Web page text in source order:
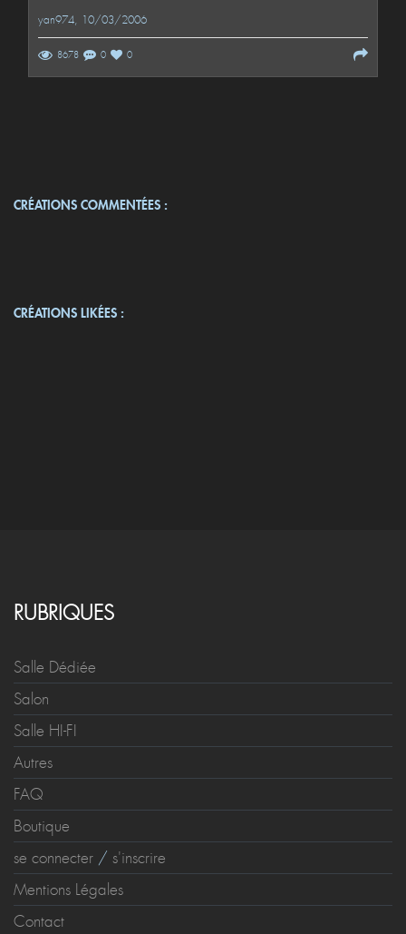
yan974, 10/03/2006
8678 0 0
CRÉATIONS COMMENTÉES :
CRÉATIONS LIKÉES :
RUBRIQUES
Salle Dédiée
Salon
Salle HI-FI
Autres
FAQ
Boutique
se connecter / s'inscrire
Mentions Légales
Contact